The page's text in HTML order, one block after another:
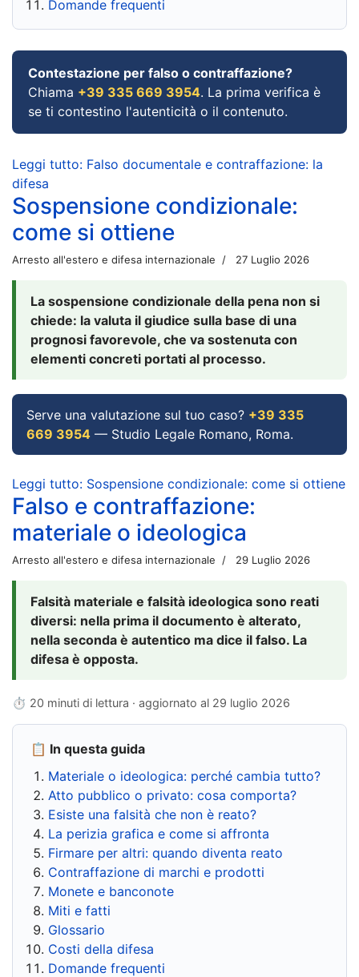
Domande frequenti
Contestazione per falso o contraffazione?
Chiama +39 335 669 3954. La prima verifica è
se ti contestino l'autenticità o il contenuto.
Leggi tutto: Falso documentale e contraffazione: la
difesa
Sospensione condizionale:
come si ottiene
Arresto all'estero e difesa internazionale 27 Luglio 2026
La sospensione condizionale della pena non si
chiede: la valuta il giudice sulla base di una
prognosi favorevole, che va sostenuta con
elementi concreti portati al processo.
Serve una valutazione sul tuo caso? +39 335
669 3954 — Studio Legale Romano, Roma.
Leggi tutto: Sospensione condizionale: come si ottiene
Falso e contraffazione:
materiale o ideologica
Arresto all'estero e difesa internazionale 29 Luglio 2026
Falsità materiale e falsità ideologica sono reati
diversi: nella prima il documento è alterato,
nella seconda è autentico ma dice il falso. La
difesa è opposta.
⏱ 20 minuti di lettura · aggiornato al 29 luglio 2026
📋 In questa guida
Materiale o ideologica: perché cambia tutto?
Atto pubblico o privato: cosa comporta?
Esiste una falsità che non è reato?
La perizia grafica e come si affronta
Firmare per altri: quando diventa reato
Contraffazione di marchi e prodotti
Monete e banconote
Miti e fatti
Glossario
Costi della difesa
Domande frequenti